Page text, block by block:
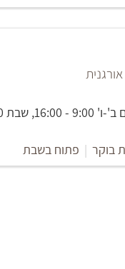
יום א' - סגור
בוקר | פתוח בשבת